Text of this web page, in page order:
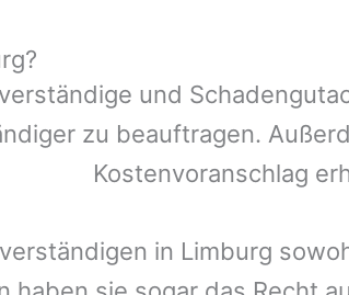
und
zu beauftragen.
Kostenvoranschlag
in Limburg